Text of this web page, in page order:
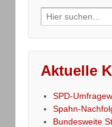
Search
for:
Aktuelle
SPD-
Spahn-
Bundesweite